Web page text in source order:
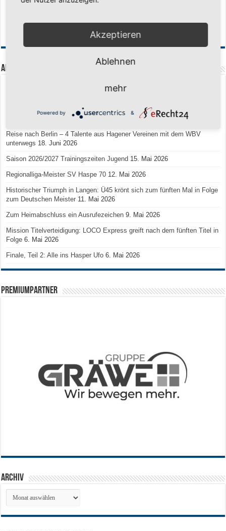
Aktuelle Beiträge
Senioren-Training in den Sommerferien – wir bleiben fit!
Team LOCO Germany wird Vize-Europameister 2026 9. Juli 2026
Reise nach Berlin – 4 Talente aus Hagener Vereinen mit dem WBV
unterwegs 18. Juni 2026
Saison 2026/2027 Trainingszeiten Jugend 15. Mai 2026
Regionalliga-Meister SV Haspe 70 12. Mai 2026
Historischer Triumph in Langen: Ü45 krönt sich zum fünften Mal in Folge
zum Deutschen Meister 11. Mai 2026
Zum Heimabschluss ein Ausrufezeichen 9. Mai 2026
Mission Titelverteidigung: LOCO Express greift nach dem fünften Titel in
Folge 6. Mai 2026
Finale, Teil 2: Alle ins Hasper Ufo 6. Mai 2026
PREMIUMPARTNER
Archiv
Archiv
Akzeptieren
Ablehnen
mehr
Powered by &